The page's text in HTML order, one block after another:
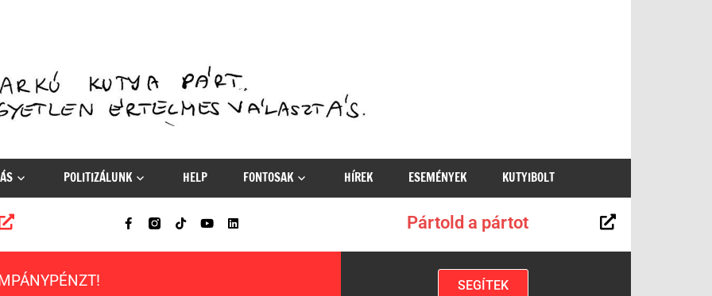
POLITIZÁLUNK HELP FONTOSAK HÍREK ESEMÉNYEK KUTYIBOLT
Pártold a pártot
SEGÍTEK